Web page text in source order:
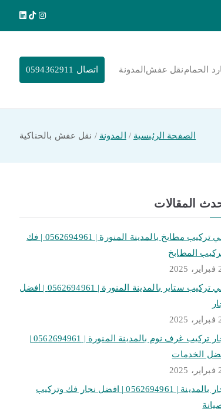
الحمامنقل عفش المدونة اتصال 0594362911
الصفحة الرئيسية المدونة نقل عفش بالحناكية
المقالات
فني تركيب مطابخ بالمدينة المنورة | 0562694961 | فك
المطابخ
فني تركيب ستاير بالمدينة المنورة | 0562694961 | افضل
نجار تركيب غرف نوم بالمدينة المنورة | 0562694961 |
الخدمات
نجار بالمدينة | 0562694961 | افضل نجار فك وتركيب